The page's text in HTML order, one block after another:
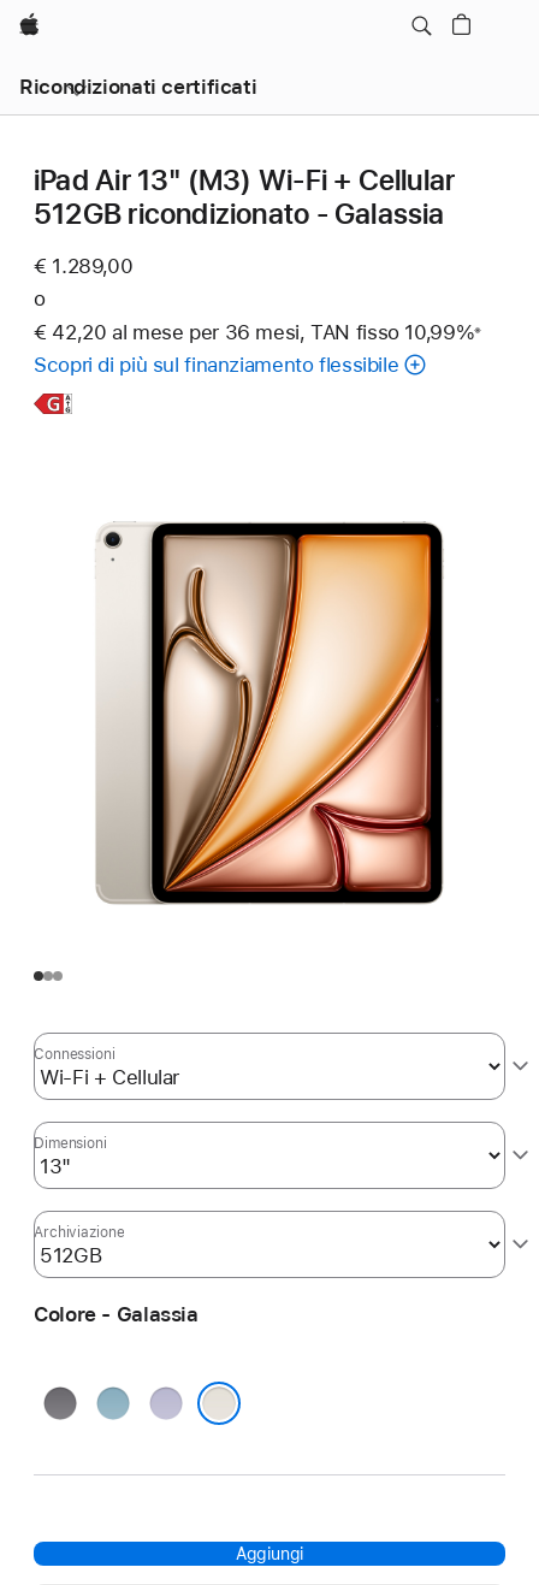
Apple
Ricondizionati certificati
iPad Air 13" (M3) Wi‑Fi + Cellular
512GB ricondizionato - Galassia
€ 1.289,00
o
€ 42,20 al mese per 36 mesi, TAN fisso 10,99%※
Scopri di più sul finanziamento flessibile
Scopri
Connessioni
Dimensioni
Archiviazione
Colore - Galassia
GrigioBlu Viola
Aggiungi